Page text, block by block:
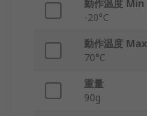
動作温度 Min
-20°C
動作温度 Max
70°C
重量
90g